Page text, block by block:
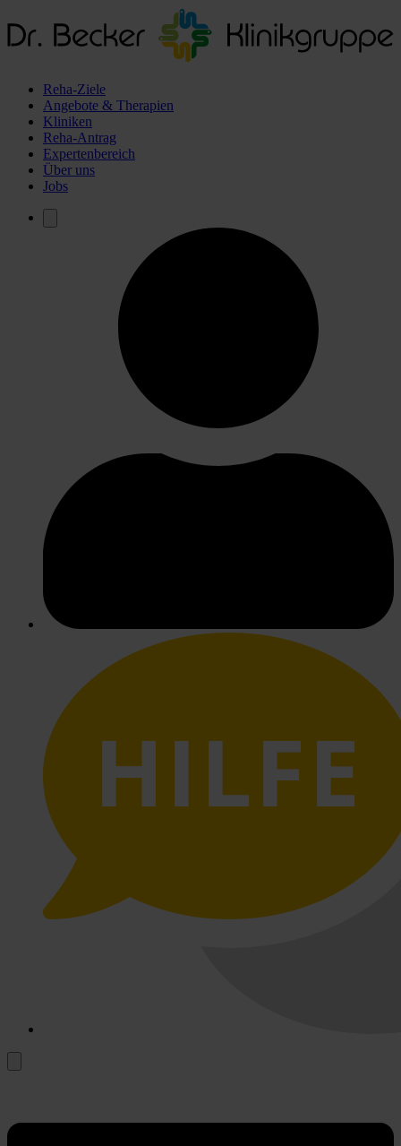
Reha-Ziele
Angebote & Therapien
Kliniken
Reha-Antrag
Expertenbereich
Über uns
Jobs
HILFE